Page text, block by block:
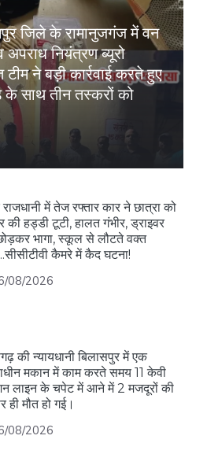
जिले के रामानुजगंज में वन
नियंत्रण ब्यूरो
ने बड़ी कार्रवाई करते हुए
साथ तीन तस्करों को
राजधानी में तेज रफ्तार कार ने छात्रा को
की हड्डी टूटी, हालत गंभीर, ड्राइवर
भागा, स्कूल से लौटते वक्त
कैमरे में कैद घटना!
08/2026
की न्यायधानी बिलासपुर में एक
मकान में काम करते समय 11 केवी
लाइन के चपेट में आने में 2 मजदूरों की
ही मौत हो गई।
08/2026